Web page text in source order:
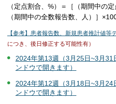
（定点割合、%）＝［（期間中の
（期間中の全数報告数、人）］
【参考】患者報告数、新規患者推計値等
につき、後日修正する可能性有）
2024年第13週（3月25日~3月31
ンドウで開きます）
2024年第12週（3月18日~3月24
ンドウで開きます）